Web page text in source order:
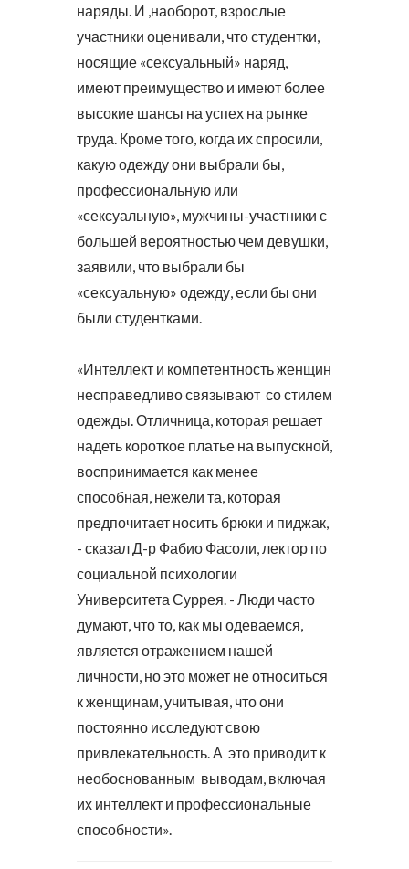
наряды. И ,наоборот, взрослые
участники оценивали, что студентки,
носящие «сексуальный» наряд,
имеют преимущество и имеют более
высокие шансы на успех на рынке
труда. Кроме того, когда их спросили,
какую одежду они выбрали бы,
профессиональную или
«сексуальную», мужчины-участники с
большей вероятностью чем девушки,
заявили, что выбрали бы
«сексуальную» одежду, если бы они
были студентками.
«Интеллект и компетентность женщин
несправедливо связывают со стилем
одежды. Отличница, которая решает
надеть короткое платье на выпускной,
воспринимается как менее
способная, нежели та, которая
предпочитает носить брюки и пиджак,
- сказал Д-р Фабио Фасоли, лектор по
социальной психологии
Университета Суррея. - Люди часто
думают, что то, как мы одеваемся,
является отражением нашей
личности, но это может не относиться
к женщинам, учитывая, что они
постоянно исследуют свою
привлекательность. А это приводит к
необоснованным выводам, включая
их интеллект и профессиональные
способности».